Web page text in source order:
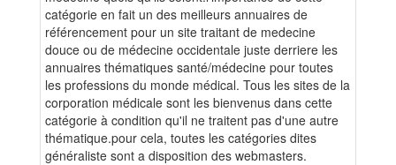
catégorie en fait un des meilleurs annuaires de
référencement pour un site traitant de medecine
douce ou de médecine occidentale juste derriere les
annuaires thématiques santé/médecine pour toutes
les professions du monde médical. Tous les sites de la
corporation médicale sont les bienvenus dans cette
catégorie à condition qu'il ne traitent pas d'une autre
thématique.pour cela, toutes les catégories dites
généraliste sont a disposition des webmasters.